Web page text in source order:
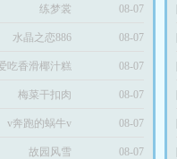
练梦裳 08-07
水晶之恋886 08-07
吃香滑椰汁糕
的姒俊
08-07
梅菜干扣肉 08-07
v奔跑的蜗牛v 08-07
故园风雪 08-07